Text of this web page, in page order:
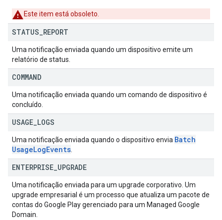
Este item está obsoleto.
STATUS REPORT
Uma notificação enviada quando um dispositivo emite um
relatório de status.
COMMAND
Uma notificação enviada quando um comando de dispositivo é
concluído.
USAGE LOGS
Uma notificação enviada quando o dispositivo envia Batch
UsageLogEvents
ENTERPRISE UPGRADE
Uma notificação enviada para um upgrade corporativo. Um
upgrade empresarial é um processo que atualiza um pacote de
contas do Google Play gerenciado para um Managed Google
Domain.